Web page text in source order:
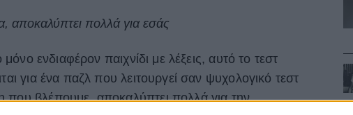
αποκαλύπτει πολλά για εσάς
μόνο ενδιαφέρον παιχνίδι με λέξεις, αυτό το τεστ
για ένα παζλ που λειτουργεί σαν ψυχολογικό τεστ
βλέπουμε, αποκαλύπτει πολλά για την